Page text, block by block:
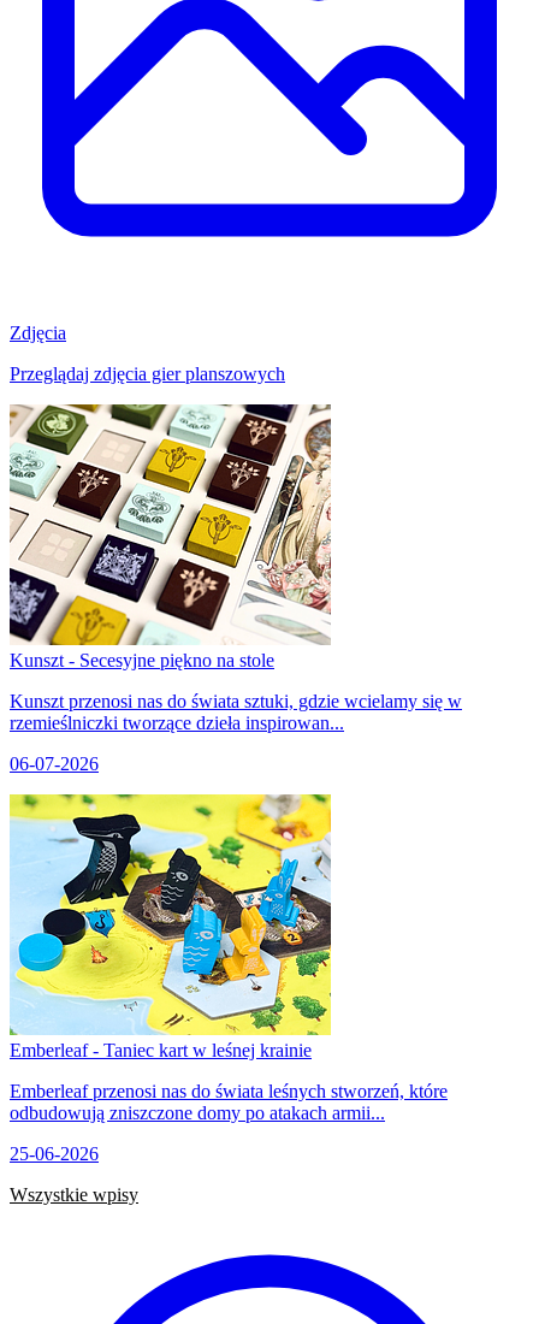
Zdjęcia
Przeglądaj zdjęcia gier planszowych
Kunszt - Secesyjne piękno na stole
Kunszt przenosi nas do świata sztuki, gdzie wcielamy się w
rzemieślniczki tworzące dzieła inspirowan...
06-07-2026
Emberleaf - Taniec kart w leśnej krainie
Emberleaf przenosi nas do świata leśnych stworzeń, które
odbudowują zniszczone domy po atakach armii...
25-06-2026
Wszystkie wpisy